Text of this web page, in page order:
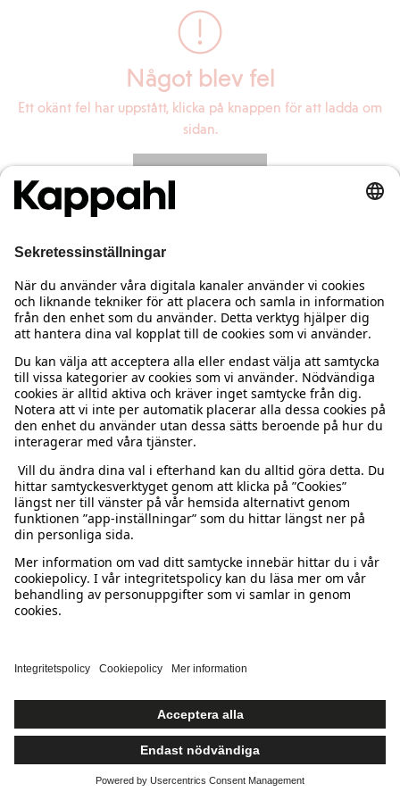
Något blev fel
Ett okänt fel har uppstått, klicka på knappen för att ladda om
sidan.